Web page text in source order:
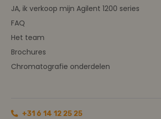
JA, ik verkoop mijn Agilent 1200 series
FAQ
Het team
Brochures
Chromatografie onderdelen
+31 6 14 12 25 25